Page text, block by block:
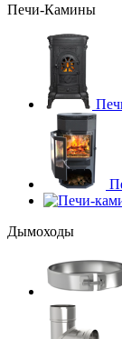
Печи-Камины
Дымоходы